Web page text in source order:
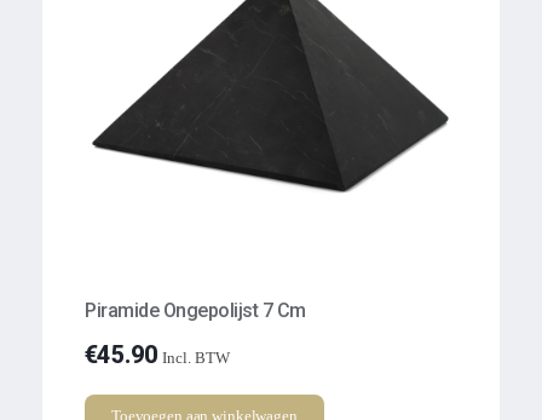
Piramide Ongepolijst 7 Cm
€45.90 Incl. BTW
Toevoegen aan winkelwagen